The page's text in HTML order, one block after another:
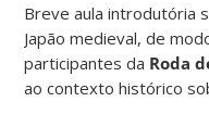
Breve aula introdutória
Japão medieval, de
participantes da Roda
ao contexto histórico